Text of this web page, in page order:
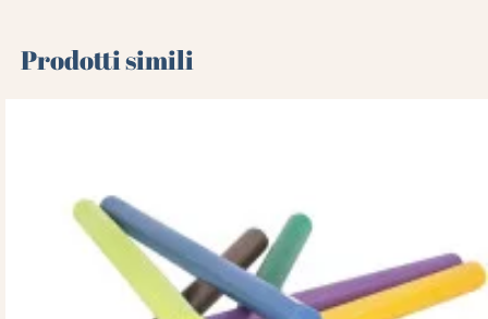
Prodotti simili